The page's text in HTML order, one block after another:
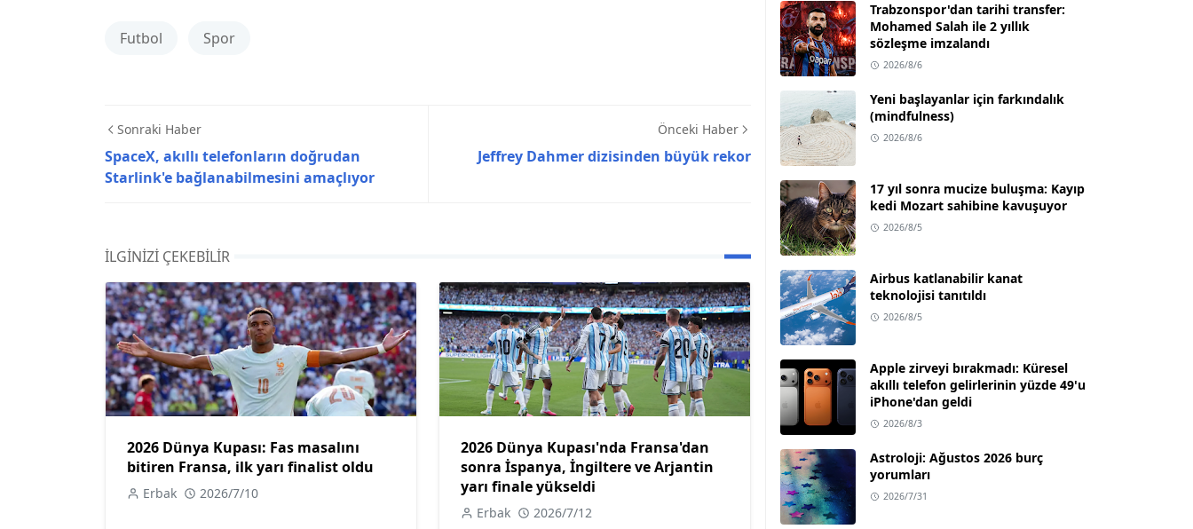
Futbol Spor
Sonraki Haber
SpaceX, akıllı telefonların doğrudan
Starlink'e bağlanabilmesini amaçlıyor
Önceki Haber
Jeffrey Dahmer dizisinden büyük rekor
İLGINIZI ÇEKEBILIR
2026 Dünya Kupası: Fas masalını
bitiren Fransa, ilk yarı finalist oldu
Erbak 2026/7/10
2026 Dünya Kupası'nda Fransa'dan
sonra İspanya, İngiltere ve Arjantin
yarı finale yükseldi
Erbak 2026/7/12
Trabzonspor'dan tarihi transfer:
Mohamed Salah ile 2 yıllık
sözleşme imzalandı
2026/8/6
Yeni başlayanlar için farkındalık
(mindfulness)
2026/8/6
17 yıl sonra mucize buluşma: Kayıp
kedi Mozart sahibine kavuşuyor
2026/8/5
Airbus katlanabilir kanat
teknolojisi tanıtıldı
2026/8/5
Apple zirveyi bırakmadı: Küresel
akıllı telefon gelirlerinin yüzde 49'u
iPhone'dan geldi
2026/8/3
Astroloji: Ağustos 2026 burç
yorumları
2026/7/31